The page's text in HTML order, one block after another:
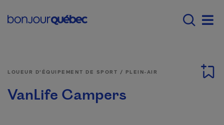
Main navigation -
LOUEUR D'ÉQUIPEMENT DE SPORT / PLEIN-AIR
VanLife Campers